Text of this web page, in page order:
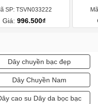
SP: TSVN033222
Giá: 996.500₫
Dây chuyền bạc đẹp
Dây Chuyền Nam
cao su Dây da bọc bạc